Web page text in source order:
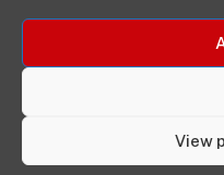
View
© 2025 The Joy